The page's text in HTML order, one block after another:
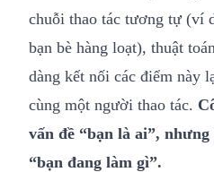
chuỗi thao tác tương tự (ví
bạn bè hàng loạt), thuật
dàng kết nối các điểm này
cùng một người thao tác.
vấn đề “bạn là ai”,
“bạn đang làm gì”.